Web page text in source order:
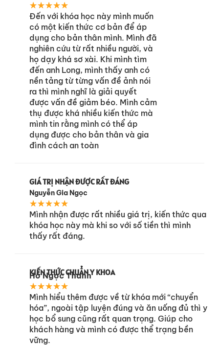
★★★★★
Đến với khóa học này mình muốn
có một kiến thức cơ bản để áp
dụng cho bản thân mình. Mình đã
nghiên cứu từ rất nhiều người, và
họ dạy khá sơ xài. Khi mình tìm
đến anh Long, mình thấy anh có
nền tảng từ từng vấn đề ảnh nói
ra thì mình nghĩ là giải quyết
được vấn đề giảm béo. Mình cảm
thụ được khá nhiều kiến thức mà
mình tin rằng mình có thể áp
dụng được cho bản thân và gia
đình cách an toàn
GIÁ TRỊ NHẬN ĐƯỢC RẤT ĐÁNG
Nguyễn Gia Ngọc
★★★★★
Mình nhận được rất nhiều giá trị, kiến thức qua
khóa học này mà khi so với số tiền thì mình
thấy rất đáng.
KIẾN THỨC CHUẨN Y KHOA
Hồ Ngọc Thanh
★★★★★
Mình hiểu thêm được về từ khóa mới “chuyển
hóa”, ngoài tập luyện đúng và ăn uống đủ thì y
học bổ sung cũng rất quan trọng. Giúp cho
khách hàng và mình có được thể trạng bền
vững.